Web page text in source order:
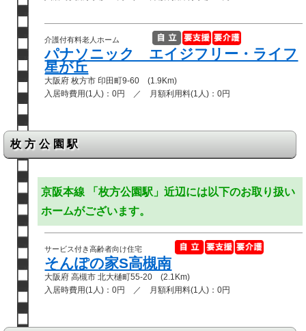
介護付有料老人ホーム
パナソニック エイジフリー・ライフ
星が丘
大阪府 枚方市 印田町9-60 (1.9Km)
入居時費用(1人)：0円 ／ 月額利用料(1人)：0円
枚方公園駅
京阪本線 「枚方公園駅」近辺には以下のお取り扱い
ホームがございます。
サービス付き高齢者向け住宅
そんぽの家S高槻南
大阪府 高槻市 北大樋町55-20 (2.1Km)
入居時費用(1人)：0円 ／ 月額利用料(1人)：0円